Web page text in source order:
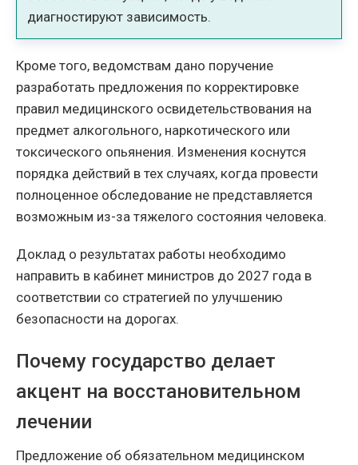
диагностируют зависимость.
Кроме того, ведомствам дано поручение
разработать предложения по корректировке
правил медицинского освидетельствования на
предмет алкогольного, наркотического или
токсического опьянения. Изменения коснутся
порядка действий в тех случаях, когда провести
полноценное обследование не представляется
возможным из-за тяжелого состояния человека.
Доклад о результатах работы необходимо
направить в кабинет министров до 2027 года в
соответствии со стратегией по улучшению
безопасности на дорогах.
Почему государство делает
акцент на восстановительном
лечении
Предложение об обязательном медицинском